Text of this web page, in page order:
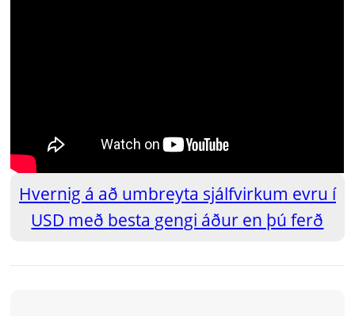
Hvernig á að umbreyta sjálfvirkum evru í
USD með besta gengi áður en þú ferð